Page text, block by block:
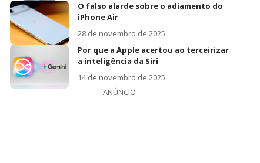
O falso alarde sobre o adiamento do
iPhone Air
28 de novembro de 2025
Por que a Apple acertou ao terceirizar
a inteligência da Siri
14 de novembro de 2025
- ANÚNCIO -